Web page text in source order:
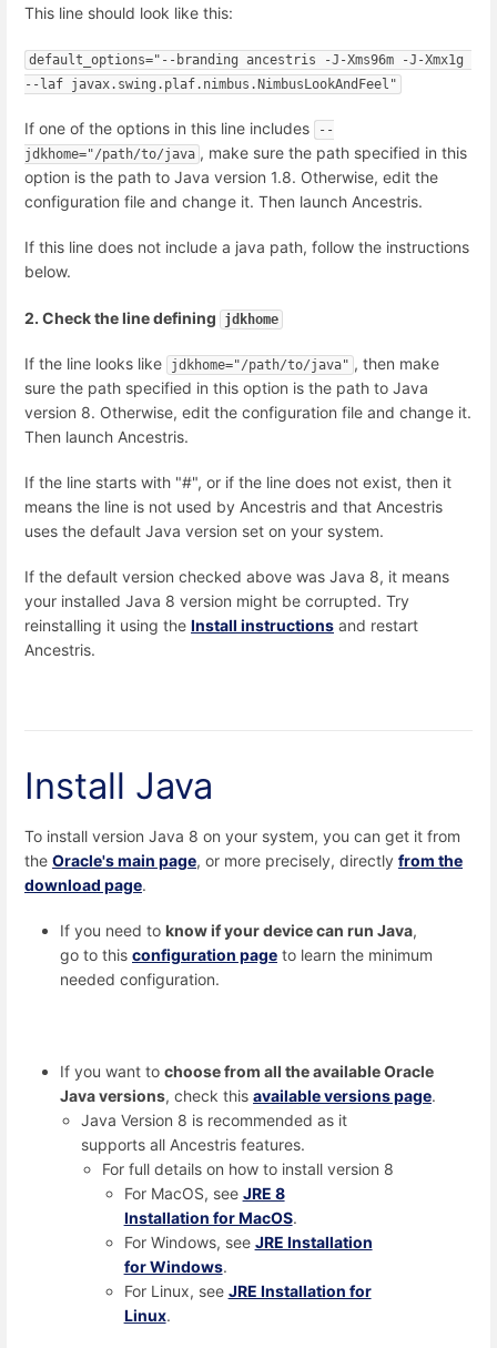
This line should look like this:
default_options="--branding ancestris -J-Xms96m -J-Xmx1g
--laf javax.swing.plaf.nimbus.NimbusLookAndFeel"
If one of the options in this line includes
--
jdkhome="/path/to/java , make sure the path specified in this
option is the path to Java version 1.8. Otherwise, edit the
configuration file and change it. Then launch Ancestris.
If this line does not include a java path, follow the instructions
below.
2. Check the line defining jdkhome
If the line looks like jdkhome="/path/to/java" , then make
sure the path specified in this option is the path to Java
version 8. Otherwise, edit the configuration file and change it.
Then launch Ancestris.
If the line starts with "#", or if the line does not exist, then it
means the line is not used by Ancestris and that Ancestris
uses the default Java version set on your system.
If the default version checked above was Java 8, it means
your installed Java 8 version might be corrupted. Try
reinstalling it using the Install instructions and restart
Ancestris.
Install Java
To install version Java 8 on your system, you can get it from
the Oracle's main page, or more precisely, directly from the
download page.
If you need to know if your device can run Java,
go to this configuration page to learn the minimum
needed configuration.
If you want to choose from all the available Oracle
Java versions, check this available versions page.
Java Version 8 is recommended as it
supports all Ancestris features.
For full details on how to install version 8
For MacOS, see JRE 8
Installation for MacOS.
For Windows, see JRE Installation
for Windows.
For Linux, see JRE Installation for
Linux.